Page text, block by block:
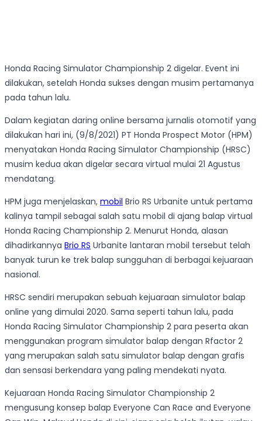
Honda Racing Simulator Championship 2 digelar. Event ini
dilakukan, setelah Honda sukses dengan musim pertamanya
pada tahun lalu.
Dalam kegiatan daring online bersama jurnalis otomotif yang
dilakukan hari ini, (9/8/2021) PT Honda Prospect Motor (HPM)
menyatakan Honda Racing Simulator Championship (HRSC)
musim kedua akan digelar secara virtual mulai 21 Agustus
mendatang.
HPM juga menjelaskan, mobil Brio RS Urbanite untuk pertama
kalinya tampil sebagai salah satu mobil di ajang balap virtual
Honda Racing Championship 2. Menurut Honda, alasan
dihadirkannya Brio RS Urbanite lantaran mobil tersebut telah
banyak turun ke trek balap sungguhan di berbagai kejuaraan
nasional.
HRSC sendiri merupakan sebuah kejuaraan simulator balap
online yang dimulai 2020. Sama seperti tahun lalu, pada
Honda Racing Simulator Championship 2 para peserta akan
menggunakan program simulator balap dengan Rfactor 2
yang merupakan salah satu simulator balap dengan grafis
dan sensasi berkendara yang paling mendekati nyata.
Kejuaraan Honda Racing Simulator Championship 2
mengusung konsep balap Everyone Can Race and Everyone